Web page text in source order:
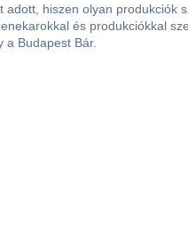
adott, hiszen olyan produkciók
és produkciókkal
a Budapest Bár.